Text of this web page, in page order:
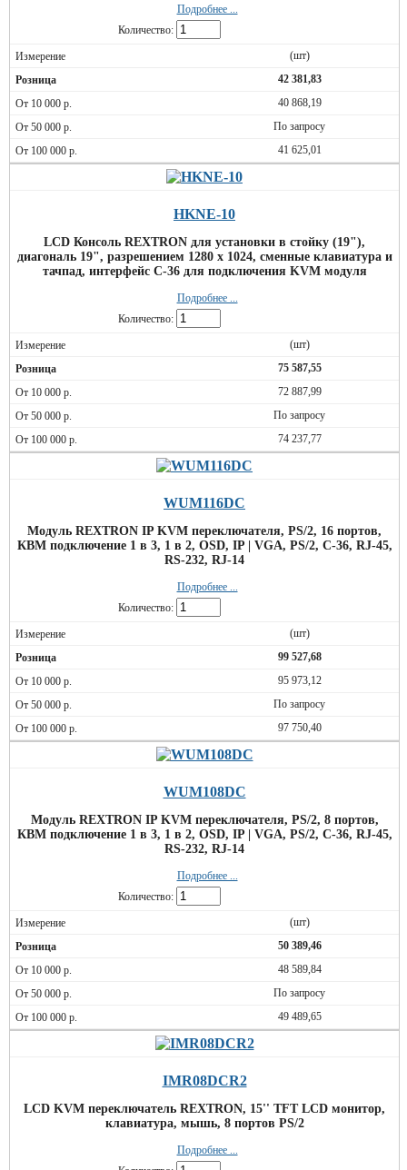
Подробнее ...
Количество:
(шт)
42 381,83
40 868,19
По запросу
41 625,01
HKNE-10
LCD Консоль REXTRON для установки в стойку (19"),
диагональ 19", разрешением 1280 x 1024, сменные клавиатура и
тачпад, интерфейс C-36 для подключения KVM модуля
Подробнее ...
Количество:
(шт)
75 587,55
72 887,99
По запросу
74 237,77
WUM116DC
Модуль REXTRON IP KVM переключателя, PS/2, 16 портов,
КВМ подключение 1 в 3, 1 в 2, OSD, IP | VGA, PS/2, C-36, RJ-45,
RS-232, RJ-14
Подробнее ...
Количество:
(шт)
99 527,68
95 973,12
По запросу
97 750,40
WUM108DC
Модуль REXTRON IP KVM переключателя, PS/2, 8 портов,
КВМ подключение 1 в 3, 1 в 2, OSD, IP | VGA, PS/2, C-36, RJ-45,
RS-232, RJ-14
Подробнее ...
Количество:
(шт)
50 389,46
48 589,84
По запросу
49 489,65
IMR08DCR2
LCD KVM переключатель REXTRON, 15'' TFT LCD монитор,
клавиатура, мышь, 8 портов PS/2
Подробнее ...